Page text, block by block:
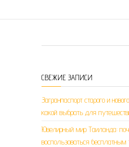
СВЕЖИЕ ЗАПИСИ
Загранпаспорт старого и
какой выбрать для
Ювелирный мир Таиланда:
воспользоваться бесплатным